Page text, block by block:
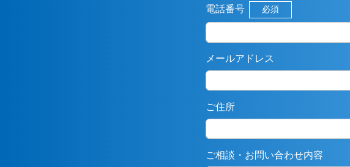
電話番号 必須
メールアドレス
ご住所
ご相談・お問い合わせ内容